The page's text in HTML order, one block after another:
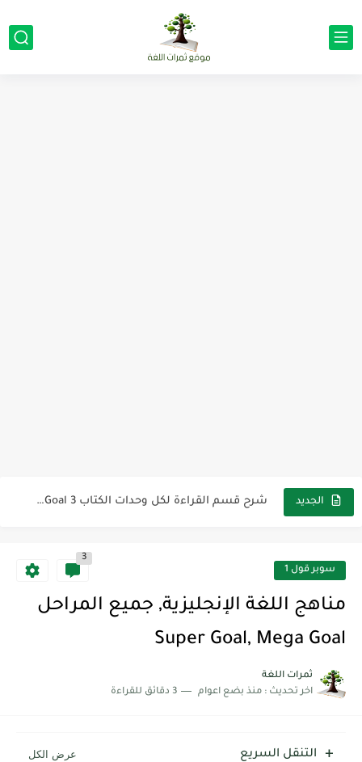
الجديد شرح قسم القراءة لكل وحدات الكتاب Super Goal 3 -...
سوبر قول 1
3
مناهج اللغة الإنجليزية, جميع المراحل
Super Goal, Mega Goal
ثمرات اللغة
اخر تحديث : منذ بضع اعوام 3 دقائق للقراءة
التنقل السريع